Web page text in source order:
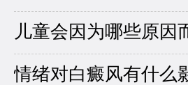
儿童会因为哪些原因
情绪对白癜风有什么